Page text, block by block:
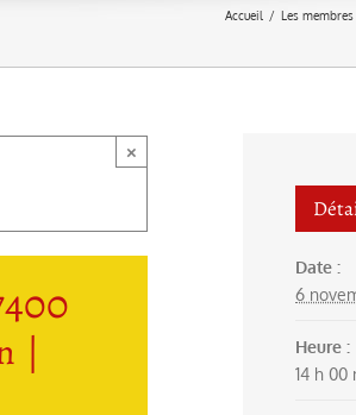
Accueil / Les
×
|
Date :
6
Heure :
14 h 00